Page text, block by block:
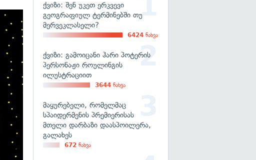
ქვიზი: შენ უკეთ ერკვევი
გეოგრაფიულ ტერმინებში თუ
მერვეკლასელი?
6424 ნახვა
ქვიზი: გამოიცანი ჰარი პოტერის
პერსონაჟი როულინგის
ილუსტრაციით
3644 ნახვა
მაყურებელი, რომელმაც
სპაიდერმენის პრემიერისას
მთელი დარბაზი დაასპოილერა,
გალახეს
672 ნახვა